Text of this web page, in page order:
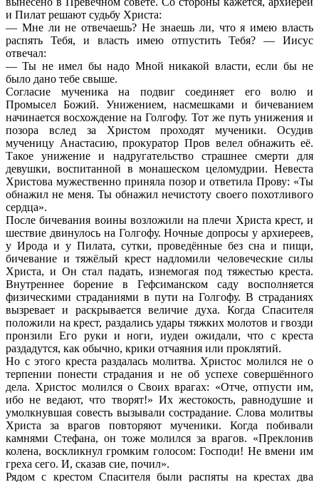
и Пилат решают судьбу Христа:
— Мне ли не отвечаешь? Не знаешь ли, что я имею власть
распять Тебя, и власть имею отпустить Тебя? — Иисус
отвечал:
— Ты не имел бы надо Мной никакой власти, если бы не
было дано тебе свыше.
Согласие мученика на подвиг соединяет его волю и
Промысел Божий. Унижением, насмешками и бичеванием
начинается восхождение на Голгофу. Тот же путь унижения и
позора вслед за Христом проходят мученики. Осудив
мученицу Анастасию, прокуратор Пров велел обнажить её.
Такое унижение и надругательство страшнее смерти для
девушки, воспитанной в монашеском целомудрии. Невеста
Христова мужественно приняла позор и ответила Прову: «Ты
обнажил не меня. Ты обнажил нечистоту своего похотливого
сердца».
После бичевания воины возложили на плечи Христа крест, и
шествие двинулось на Голгофу. Ночные допросы у архиереев,
у Ирода и у Пилата, сутки, проведённые без сна и пищи,
бичевание и тяжёлый крест надломили человеческие силы
Христа, и Он стал падать, изнемогая под тяжестью креста.
Внутреннее борение в Гефсиманском саду восполняется
физическими страданиями в пути на Голгофу. В страданиях
вызревает и раскрывается величие духа. Когда Спасителя
положили на крест, раздались удары тяжких молотов и гвозди
пронзили Его руки и ноги, иудеи ожидали, что с креста
раздадутся, как обычно, крики отчаяния или проклятий.
Но с этого креста раздалась молитва. Христос молился не о
терпении понести страдания и не об успехе совершённого
дела. Христос молился о Своих врагах: «Отче, отпусти им,
ибо не ведают, что творят!» Их жестокость, равнодушие и
умолкнувшая совесть вызывали сострадание. Слова молитвы
Христа за врагов повторяют мученики. Когда побивали
камнями Стефана, он тоже молился за врагов. «Преклонив
колена, воскликнул громким голосом: Господи! Не вмени им
греха сего. И, сказав сие, почил».
Рядом с крестом Спасителя были распяты на крестах два